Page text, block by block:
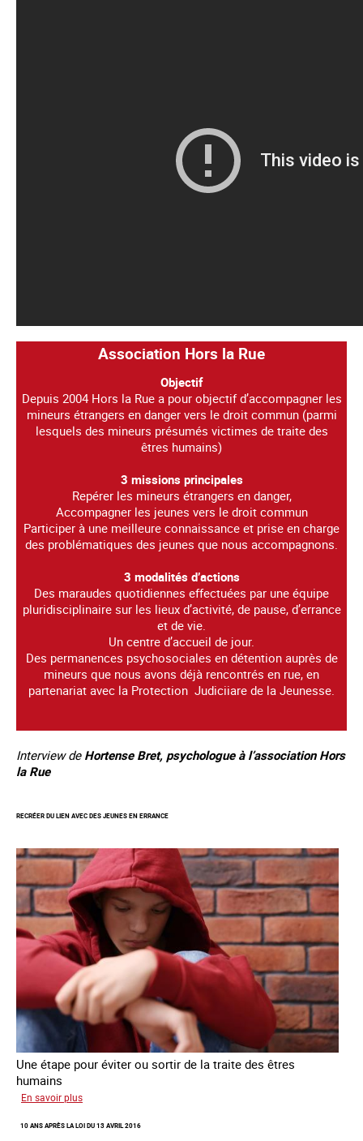
Association Hors la Rue
Objectif
Depuis 2004 Hors la Rue a pour objectif d’accompagner les
mineurs étrangers en danger vers le droit commun (parmi
lesquels des mineurs présumés victimes de traite des
êtres humains)
3 missions principales
Repérer les mineurs étrangers en danger,
Accompagner les jeunes vers le droit commun
Participer à une meilleure connaissance et prise en charge
des problématiques des jeunes que nous accompagnons.
3 modalités d’actions
Des maraudes quotidiennes effectuées par une équipe
pluridisciplinaire sur les lieux d’activité, de pause, d’errance
et de vie.
Un centre d’accueil de jour.
Des permanences psychosociales en détention auprès de
mineurs que nous avons déjà rencontrés en rue, en
partenariat avec la Protection Judiciiare de la Jeunesse.
Interview de Hortense Bret, psychologue à l’association Hors
la Rue
RECRÉER DU LIEN AVEC DES JEUNES EN ERRANCE
Une étape pour éviter ou sortir de la traite des êtres
humains
En savoir plus
du
10 ANS APRÈS LA LOI DU 13 AVRIL 2016